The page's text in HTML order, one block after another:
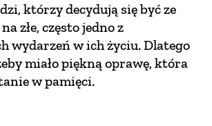
którzy decydują się być ze
złe, często jedno z
wydarzeń w ich życiu. Dlatego
miało piękną oprawę, która
w pamięci.
DOMOWE
W NATURZE